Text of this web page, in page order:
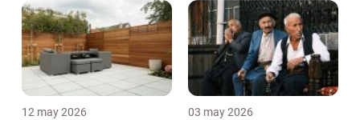
12 may 2026 03 may 2026